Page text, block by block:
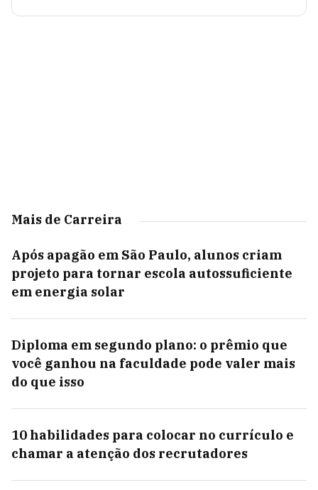
Mais de Carreira
Após apagão em São Paulo, alunos criam
projeto para tornar escola autossuficiente
em energia solar
Diploma em segundo plano: o prêmio que
você ganhou na faculdade pode valer mais
do que isso
10 habilidades para colocar no currículo e
chamar a atenção dos recrutadores